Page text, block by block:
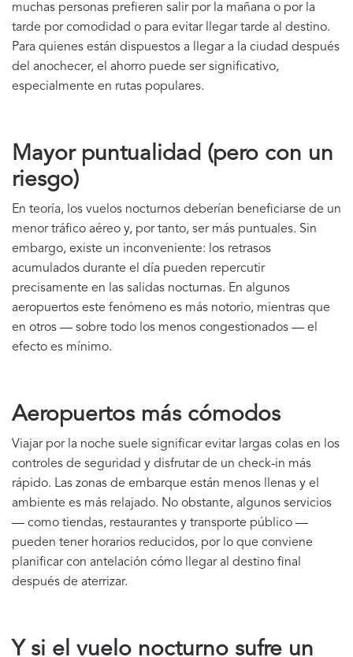
muchas personas prefieren salir por la mañana o por la
tarde por comodidad o para evitar llegar tarde al destino.
Para quienes están dispuestos a llegar a la ciudad después
del anochecer, el ahorro puede ser significativo,
especialmente en rutas populares.
Mayor puntualidad (pero con un
riesgo)
En teoría, los vuelos nocturnos deberían beneficiarse de un
menor tráfico aéreo y, por tanto, ser más puntuales. Sin
embargo, existe un inconveniente: los retrasos
acumulados durante el día pueden repercutir
precisamente en las salidas nocturnas. En algunos
aeropuertos este fenómeno es más notorio, mientras que
en otros — sobre todo los menos congestionados — el
efecto es mínimo.
Aeropuertos más cómodos
Viajar por la noche suele significar evitar largas colas en los
controles de seguridad y disfrutar de un check-in más
rápido. Las zonas de embarque están menos llenas y el
ambiente es más relajado. No obstante, algunos servicios
— como tiendas, restaurantes y transporte público —
pueden tener horarios reducidos, por lo que conviene
planificar con antelación cómo llegar al destino final
después de aterrizar.
Y si el vuelo nocturno sufre un